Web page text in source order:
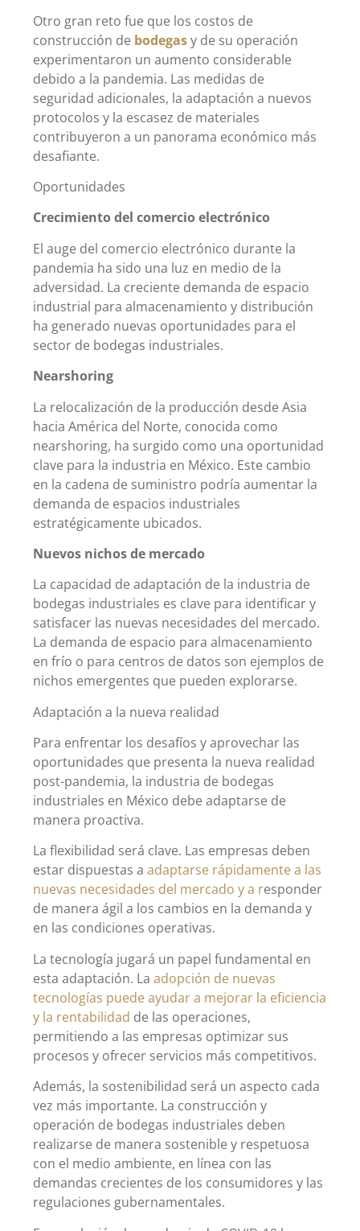
Otro gran reto fue que los costos de
construcción de bodegasy de su operación
experimentaron un aumento considerable
debido a la pandemia. Las medidas de
seguridad adicionales, la adaptación a nuevos
protocolos y la escasez de materiales
contribuyeron a un panorama económico más
desafiante.
Oportunidades
Crecimiento del comercio electrónico
El auge del comercio electrónico durante la
pandemia ha sido una luz en medio de la
adversidad. La creciente demanda de espacio
industrial para almacenamiento y distribución
ha generado nuevas oportunidades para el
sector de bodegas industriales.
Nearshoring
La relocalización de la producción desde Asia
hacia América del Norte, conocida como
nearshoring, ha surgido como una oportunidad
clave para la industria en México. Este cambio
en la cadena de suministro podría aumentar la
demanda de espacios industriales
estratégicamente ubicados.
Nuevos nichos de mercado
La capacidad de adaptación de la industria de
bodegas industriales es clave para identificar y
satisfacer las nuevas necesidades del mercado.
La demanda de espacio para almacenamiento
en frío o para centros de datos son ejemplos de
nichos emergentes que pueden explorarse.
Adaptación a la nueva realidad
Para enfrentar los desafíos y aprovechar las
oportunidades que presenta la nueva realidad
post-pandemia, la industria de bodegas
industriales en México debe adaptarse de
manera proactiva.
La flexibilidad será clave. Las empresas deben
estar dispuestas a adaptarse rápidamente a las
nuevas necesidades del mercado y a responder
de manera ágil a los cambios en la demanda y
en las condiciones operativas.
La tecnología jugará un papel fundamental en
esta adaptación. La adopción de nuevas
tecnologías puede ayudar a mejorar la eficiencia
y la rentabilidad de las operaciones,
permitiendo a las empresas optimizar sus
procesos y ofrecer servicios más competitivos.
Además, la sostenibilidad será un aspecto cada
vez más importante. La construcción y
operación de bodegas industriales deben
realizarse de manera sostenible y respetuosa
con el medio ambiente, en línea con las
demandas crecientes de los consumidores y las
regulaciones gubernamentales.